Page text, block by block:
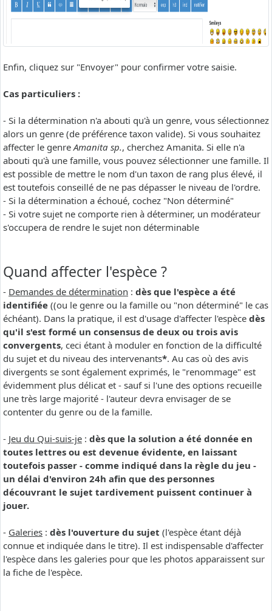
Enfin, cliquez sur "Envoyer" pour confirmer votre saisie.
Cas particuliers :
- Si la détermination n'a abouti qu'à un genre, vous sélectionnez
alors un genre (de préférence taxon valide). Si vous souhaitez
affecter le genreAmanita sp., cherchez Amanita. Si elle n'a
abouti qu'à une famille, vous pouvez sélectionner une famille. Il
est possible de mettre le nom d'un taxon de rang plus élevé, il
est toutefois conseillé de ne pas dépasser le niveau de l'ordre.
- Si la détermination a échoué, cochez "Non déterminé"
- Si votre sujet ne comporte rien à déterminer, un modérateur
s'occupera de rendre le sujet non déterminable
Quand affecter l'espèce ?
- Demandes de détermination : dès que l'espèce a été
identifiée ((ou le genre ou la famille ou "non déterminé" le cas
échéant). Dans la pratique, il est d'usage d'affecter l'espèce dès
qu'il s'est formé un consensus de deux ou trois avis
convergents, ceci étant à moduler en fonction de la difficulté
du sujet et du niveau des intervenants*. Au cas où des avis
divergents se sont également exprimés, le "renommage" est
évidemment plus délicat et - sauf si l'une des options recueille
une très large majorité - l'auteur devra envisager de se
contenter du genre ou de la famille.
- Jeu du Qui-suis-je : dès que la solution a été donnée en
toutes lettres ou est devenue évidente, en laissant
toutefois passer - comme indiqué dans la règle du jeu -
un délai d'environ 24h afin que des personnes
découvrant le sujet tardivement puissent continuer à
jouer.
- Galeries : dès l'ouverture du sujet (l'espèce étant déjà
connue et indiquée dans le titre). Il est indispensable d'affecter
l'espèce dans les galeries pour que les photos apparaissent sur
la fiche de l'espèce.